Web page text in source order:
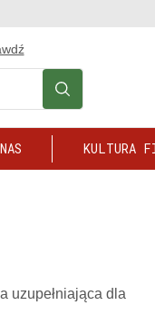
KULTURA
uzupełniająca dla